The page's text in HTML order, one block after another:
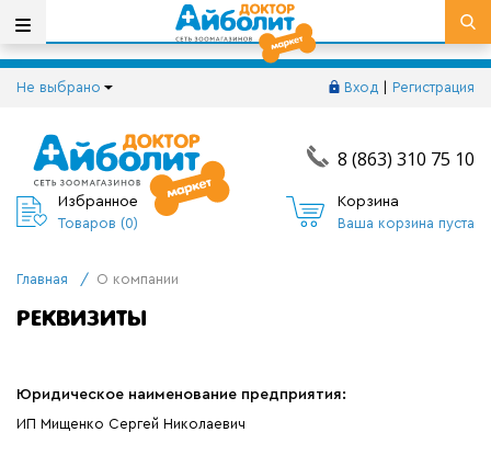
Не выбрано Вход Регистрация
8 (863) 310 75 10
Избранное
Товаров (0)
Корзина
Ваша корзина пуста
Главная / О компании
РЕКВИЗИТЫ
Юридическое наименование предприятия:
ИП Мищенко Сергей Николаевич